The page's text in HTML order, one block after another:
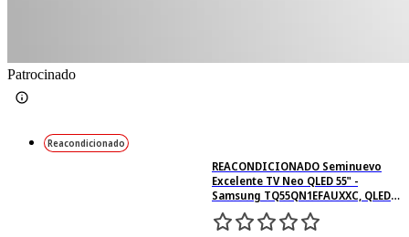
Patrocinado
Reacondicionado
REACONDICIONADO Seminuevo
Excelente TV Neo QLED 55" -
Samsung TQ55QN1EFAUXXC, QLED
Mini Led 4K, NQ4 AI Gen2 Processor,
Smart TV, Full AI, Negro